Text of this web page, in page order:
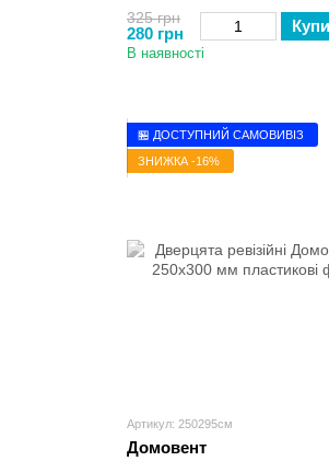
325 грн
280 грн
В наявності
🏪 ДОСТУПНИЙ САМОВИВІЗ
ЗНИЖКА -16%
Артикул: 250295см
Домовент